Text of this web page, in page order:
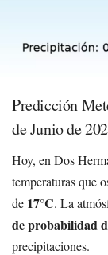
Predicción
de Junio de
Hoy, en Dos
temperaturas que
de 17°C. La
de probabilidad
precipitaciones.